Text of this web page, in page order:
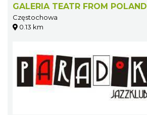
GALERIA TEATR FROM POLAND
Częstochowa
0.13 km